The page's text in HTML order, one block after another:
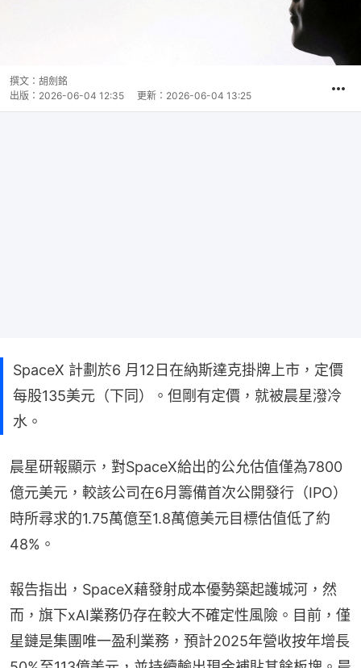
撰文： 胡劍銘
出版： 2026-06-04 12:35 更新： 2026-06-04 13:25
SpaceX 計劃於6 月12日在納斯達克掛牌上市，定價
每股135美元（下同）。但剛有定價，就被晨星潑冷
水。
晨星研報顯示，對SpaceX給出的公允估值僅為7800
億元美元，較該公司在6月籌備首次公開發行（IPO）
時所尋求的1.75萬億至1.8萬億美元目標估值低了約
48%。
報告指出，SpaceX藉發射成本優勢築起護城河，然
而，旗下xAI業務仍存在較大不確定性風險。目前，僅
星鏈是集團唯一盈利業務，預計2025年營收按年增長